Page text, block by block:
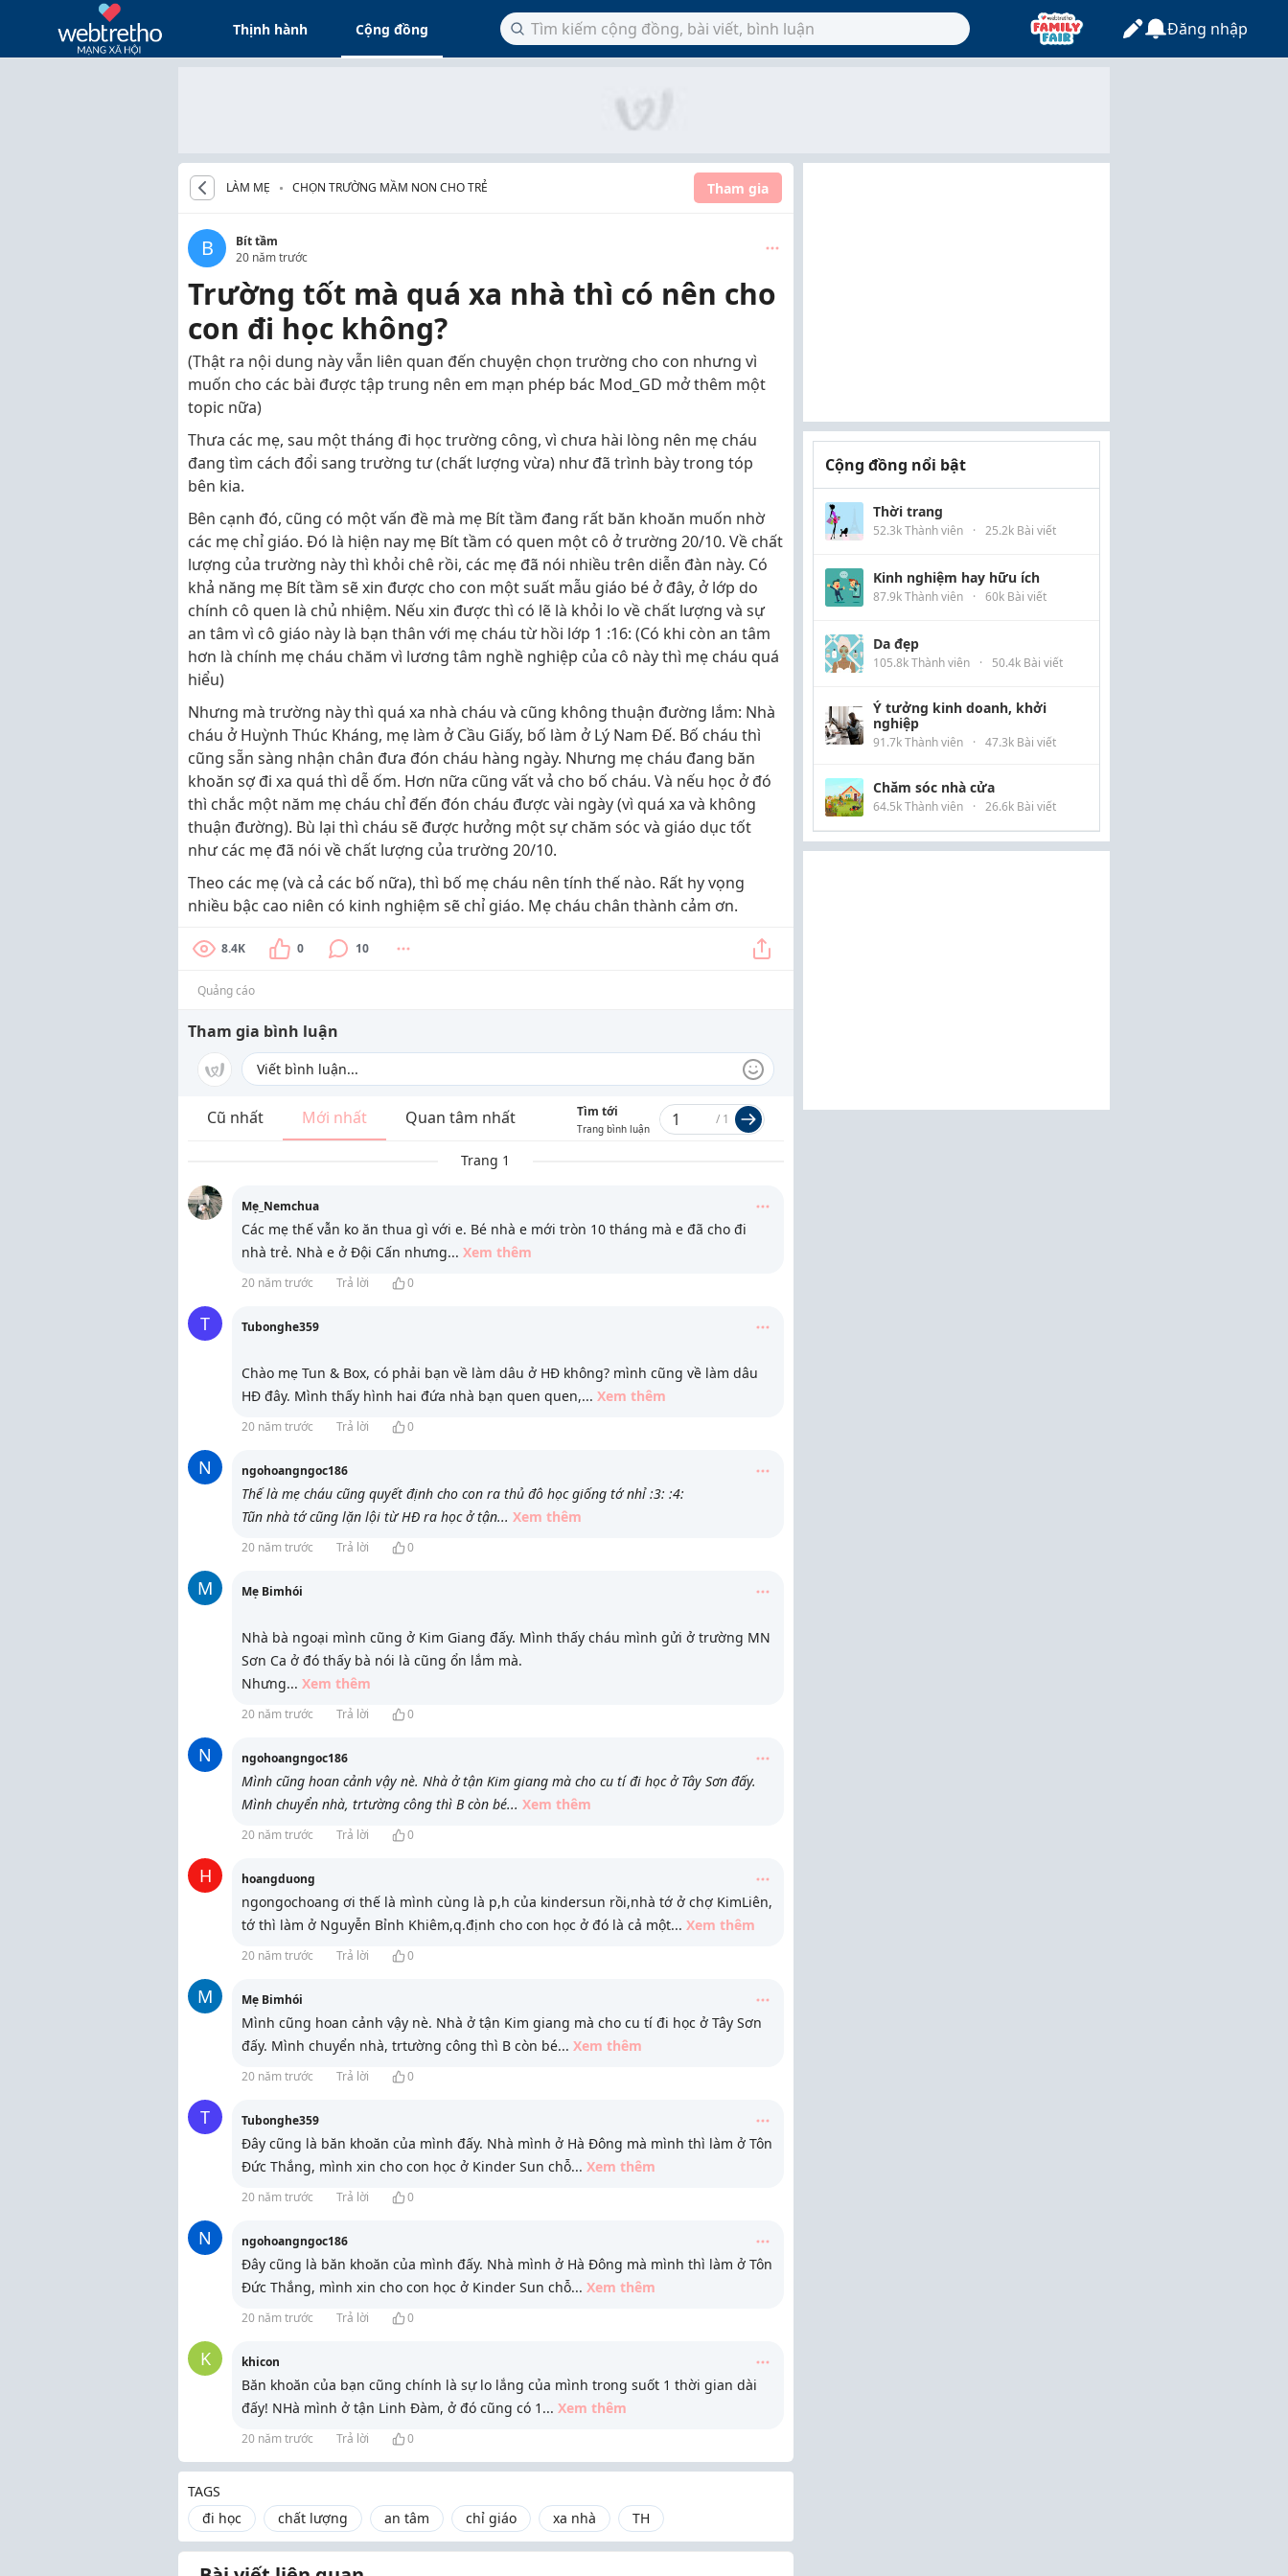
Thịnh hành Cộng đồng Đăng nhập
LÀM MẸ CHỌN TRƯỜNG MẦM NON CHO TRẺ Tham gia
B
Bít tầm
20 năm trước
Trường tốt mà quá xa nhà thì có nên cho
con đi học không?
(Thật ra nội dung này vẫn liên quan đến chuyện chọn trường cho con nhưng vì
muốn cho các bài được tập trung nên em mạn phép bác Mod_GD mở thêm một
topic nữa)
Thưa các mẹ, sau một tháng đi học trường công, vì chưa hài lòng nên mẹ cháu
đang tìm cách đổi sang trường tư (chất lượng vừa) như đã trình bày trong tóp
bên kia.
Bên cạnh đó, cũng có một vấn đề mà mẹ Bít tầm đang rất băn khoăn muốn nhờ
các mẹ chỉ giáo. Đó là hiện nay mẹ Bít tầm có quen một cô ở trường 20/10. Về chất
lượng của trường này thì khỏi chê rồi, các mẹ đã nói nhiều trên diễn đàn này. Có
khả năng mẹ Bít tầm sẽ xin được cho con một suất mẫu giáo bé ở đây, ở lớp do
chính cô quen là chủ nhiệm. Nếu xin được thì có lẽ là khỏi lo về chất lượng và sự
an tâm vì cô giáo này là bạn thân với mẹ cháu từ hồi lớp 1 :16: (Có khi còn an tâm
hơn là chính mẹ cháu chăm vì lương tâm nghề nghiệp của cô này thì mẹ cháu quá
hiểu)
Nhưng mà trường này thì quá xa nhà cháu và cũng không thuận đường lắm: Nhà
cháu ở Huỳnh Thúc Kháng, mẹ làm ở Cầu Giấy, bố làm ở Lý Nam Đế. Bố cháu thì
cũng sẵn sàng nhận chân đưa đón cháu hàng ngày. Nhưng mẹ cháu đang băn
khoăn sợ đi xa quá thì dễ ốm. Hơn nữa cũng vất vả cho bố cháu. Và nếu học ở đó
thì chắc một năm mẹ cháu chỉ đến đón cháu được vài ngày (vì quá xa và không
thuận đường). Bù lại thì cháu sẽ được hưởng một sự chăm sóc và giáo dục tốt
như các mẹ đã nói về chất lượng của trường 20/10.
Theo các mẹ (và cả các bố nữa), thì bố mẹ cháu nên tính thế nào. Rất hy vọng
nhiều bậc cao niên có kinh nghiệm sẽ chỉ giáo. Mẹ cháu chân thành cảm ơn.
8.4K 0 10
Quảng cáo
Tham gia bình luận
Cũ nhất Mới nhất Quan tâm nhất Tìm tới
Trang bình luận
/ 1
Trang 1
Mẹ_Nemchua
Các mẹ thế vẫn ko ăn thua gì với e. Bé nhà e mới tròn 10 tháng mà e đã cho đi
nhà trẻ. Nhà e ở Đội Cấn nhưng... Xem thêm
20 năm trước Trả lời 0
T Tubonghe359
Chào mẹ Tun & Box, có phải bạn về làm dâu ở HĐ không? mình cũng về làm dâu
HĐ đây. Mình thấy hình hai đứa nhà bạn quen quen,... Xem thêm
20 năm trước Trả lời 0
N ngohoangngoc186
Thế là mẹ cháu cũng quyết định cho con ra thủ đô học giống tớ nhỉ :3: :4:
Tũn nhà tớ cũng lặn lội từ HĐ ra học ở tận... Xem thêm
20 năm trước Trả lời 0
M Mẹ Bimhói
Nhà bà ngoại mình cũng ở Kim Giang đấy. Mình thấy cháu mình gửi ở trường MN
Sơn Ca ở đó thấy bà nói là cũng ổn lắm mà.
Nhưng... Xem thêm
20 năm trước Trả lời 0
N ngohoangngoc186
Mình cũng hoan cảnh vậy nè. Nhà ở tận Kim giang mà cho cu tí đi học ở Tây Sơn đấy.
Mình chuyển nhà, trtường công thì B còn bé... Xem thêm
20 năm trước Trả lời 0
H hoangduong
ngongochoang ơi thế là mình cùng là p,h của kindersun rồi,nhà tớ ở chợ KimLiên,
tớ thì làm ở Nguyễn Bỉnh Khiêm,q.định cho con học ở đó là cả một... Xem thêm
20 năm trước Trả lời 0
M Mẹ Bimhói
Mình cũng hoan cảnh vậy nè. Nhà ở tận Kim giang mà cho cu tí đi học ở Tây Sơn
đấy. Mình chuyển nhà, trtường công thì B còn bé... Xem thêm
20 năm trước Trả lời 0
T Tubonghe359
Đây cũng là băn khoăn của mình đấy. Nhà mình ở Hà Đông mà mình thì làm ở Tôn
Đức Thắng, mình xin cho con học ở Kinder Sun chỗ... Xem thêm
20 năm trước Trả lời 0
N ngohoangngoc186
Đây cũng là băn khoăn của mình đấy. Nhà mình ở Hà Đông mà mình thì làm ở Tôn
Đức Thắng, mình xin cho con học ở Kinder Sun chỗ... Xem thêm
20 năm trước Trả lời 0
K khicon
Băn khoăn của bạn cũng chính là sự lo lắng của mình trong suốt 1 thời gian dài
đấy! NHà mình ở tận Linh Đàm, ở đó cũng có 1 ... Xem thêm
20 năm trước Trả lời 0
TAGS
đi học
chất lượng an tâm chỉ giáo xa nhà TH
Cộng đồng nổi bật
Thời trang
52.3k Thành viên · 25.2k Bài viết
Kinh nghiệm hay hữu ích
87.9k Thành viên · 60k Bài viết
Da đẹp
105.8k Thành viên · 50.4k Bài viết
Ý tưởng kinh doanh, khởi
nghiệp
91.7k Thành viên · 47.3k Bài viết
Chăm sóc nhà cửa
64.5k Thành viên · 26.6k Bài viết